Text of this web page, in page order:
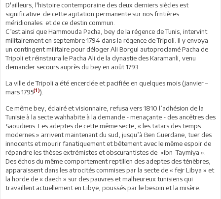
D'ailleurs, l'histoire contemporaine des deux derniers siècles est
significative de cette agitation permanente sur nos frntières
méridionales et de ce destin commun.
C’est ainsi que Hammouda Pacha, bey de la régence de Tunis, intervint
militairement en septembre 1794 dans la régence de Tripoli. Il y envoya
un contingent militaire pour déloger Ali Borgul autoproclamé Pacha de
Tripoli et réinstaura le Pacha Ali de la dynastie des Karamanli, venu
demander secours auprès du bey en août 1793
La ville de Tripoli a été encerclée et pacifiée en quelques mois (janvier –
mars 1795(1)).
Ce même bey, éclairé et visionnaire, refusa vers 1810 l’adhésion de la
Tunisie à la secte wahhabite à la demande - menaçante - des ancêtres des
Saoudiens. Les adeptes de cette même secte, « les tatars des temps
modernes » arrivent maintenant du sud, jusqu’à Ben Guerdane, tuer des
innocents et mourir fanatiquement et bêtement avec le même espoir de
répandre les thèses extrémistes et obscurantistes de «Ibn Taymiya ».
Des échos du même comportement reptilien des adeptes des ténèbres,
apparaissent dans les atrocités commises par la secte de « fejr Libya » et
la horde de « daech » sur des pauvres et malheureux tunisiens qui
travaillent actuellement en Libye, poussés par le besoin et la misère.